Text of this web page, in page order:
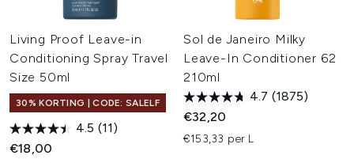
Living Proof Leave-in
Conditioning Spray Travel
Size 50ml
30% KORTING | CODE: SALELF
4.5 (11)
€18,00
Sol de Janeiro Milky
Leave-In Conditioner 62
210ml
4.7 (1875)
€32,20
€153,33 per L